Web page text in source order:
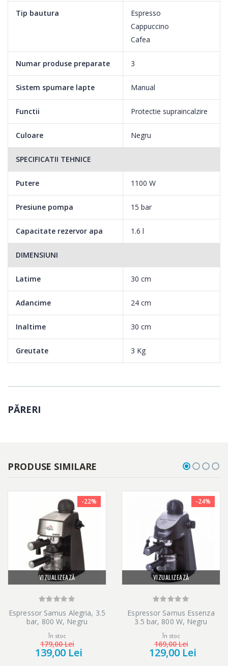
Tip bautura
Espresso
Cappuccino
Cafea
Numar produse preparate 3
Sistem spumare lapte Manual
Functii Protectie supraincalzire
Culoare Negru
SPECIFICATII TEHNICE
Putere 1100 W
Presiune pompa 15 bar
Capacitate rezervor apa 1.6 l
DIMENSIUNI
Latime 30 cm
Adancime 24 cm
Inaltime 30 cm
Greutate 3 Kg
PĂRERI
PRODUSE SIMILARE
VIZUALIZEAZĂ
-22%
Espressor Samus Alegria, 3.5
bar, 800 W, Negru
În stoc
179,00 Lei
139,00 Lei
VIZUALIZEAZĂ
-24%
Espressor Samus Essenza
3.5 bar, 800 W, Negru
În stoc
169,00 Lei
129,00 Lei